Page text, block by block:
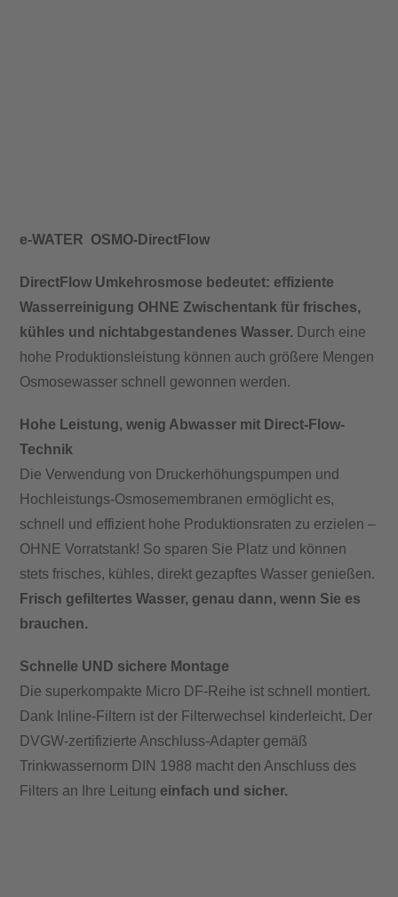
e-WATER OSMO-DirectFlow
DirectFlow Umkehrosmose bedeutet: effiziente
Wasserreinigung OHNE Zwischentank für frisches,
kühles und nichtabgestandenes Wasser. Durch eine
hohe Produktionsleistung können auch größere Mengen
Osmosewasser schnell gewonnen werden.
Hohe Leistung, wenig Abwasser mit Direct-Flow-
Technik
Die Verwendung von Druckerhöhungspumpen und
Hochleistungs-Osmosemembranen ermöglicht es,
schnell und effizient hohe Produktionsraten zu erzielen –
OHNE Vorratstank! So sparen Sie Platz und können
stets frisches, kühles, direkt gezapftes Wasser genießen.
Frisch gefiltertes Wasser, genau dann, wenn Sie es
brauchen.
Schnelle UND sichere Montage
Die superkompakte Micro DF-Reihe ist schnell montiert.
Dank Inline-Filtern ist der Filterwechsel kinderleicht. Der
DVGW-zertifizierte Anschluss-Adapter gemäß
Trinkwassernorm DIN 1988 macht den Anschluss des
Filters an Ihre Leitung einfach und sicher.